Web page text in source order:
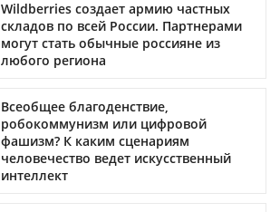
Wildberries создает армию частных
складов по всей России. Партнерами
могут стать обычные россияне из
любого региона
Всеобщее благоденствие,
робокоммунизм или цифровой
фашизм? К каким сценариям
человечество ведет искусственный
интеллект